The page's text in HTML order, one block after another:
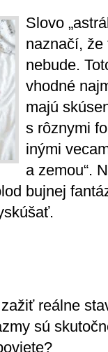
Slovo
naznačí, že
nebude.
vhodné
majú
s rôznymi
inými
a zemou“.
bujnej
reálne
sú